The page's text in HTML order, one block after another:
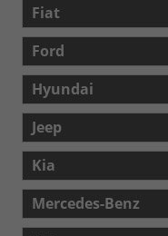
Fiat
Ford
Hyundai
Jeep
Kia
Mercedes-Benz